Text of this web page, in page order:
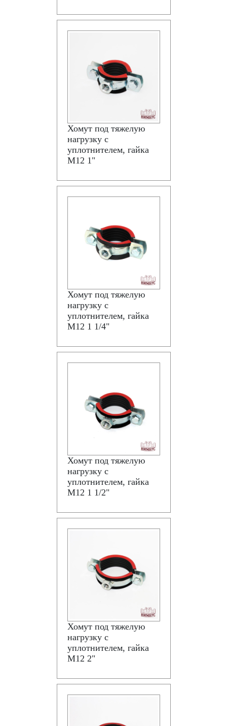
Хомут под тяжелую
нагрузку с
уплотнителем, гайка
М12 1"
Хомут под тяжелую
нагрузку с
уплотнителем, гайка
М12 1 1/4"
Хомут под тяжелую
нагрузку с
уплотнителем, гайка
М12 1 1/2"
Хомут под тяжелую
нагрузку с
уплотнителем, гайка
М12 2"